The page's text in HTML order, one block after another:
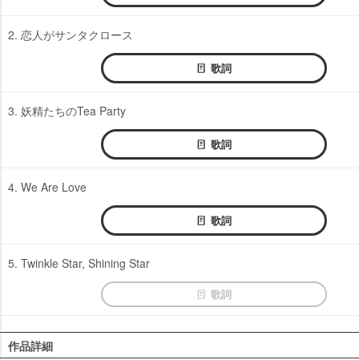
2. 恋人がサンタクロース
歌詞
3. 妖精たちのTea Party
歌詞
4. We Are Love
歌詞
5. Twinkle Star, Shining Star
歌詞
作品詳細